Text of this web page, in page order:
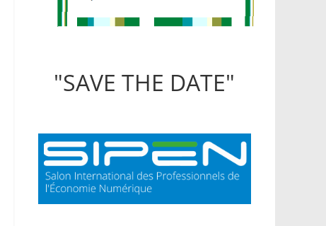
"SAVE THE DATE"